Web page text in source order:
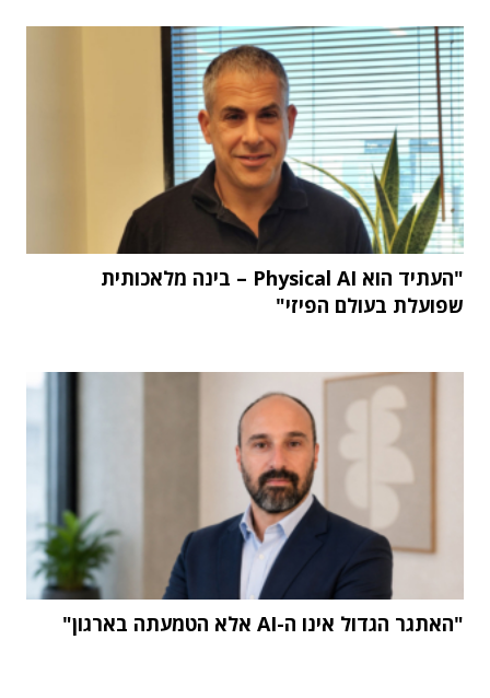
"העתיד הוא Physical AI – בינה מלאכותית
שפועלת בעולם הפיזי"
"האתגר הגדול אינו ה-AI אלא הטמעתה בארגון"